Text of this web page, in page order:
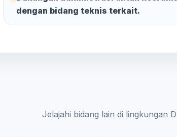
dengan bidang teknis terkait.
Jelajahi bidang lain di lingkungan